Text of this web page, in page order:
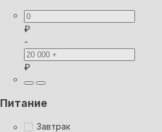
₽
-
₽
Питание
Завтрак